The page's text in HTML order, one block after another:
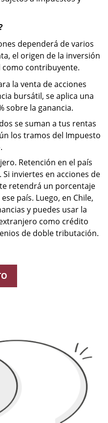
dependerá de varios
el origen de la inversión
contribuyente.
la venta de acciones
bursátil, se aplica una
sobre la ganancia.
se suman a tus rentas
los tramos del Impuesto
Retención en el país
Si inviertes en acciones de
retendrá un porcentaje
país. Luego, en Chile,
y puedes usar la
como crédito
de doble tributación.